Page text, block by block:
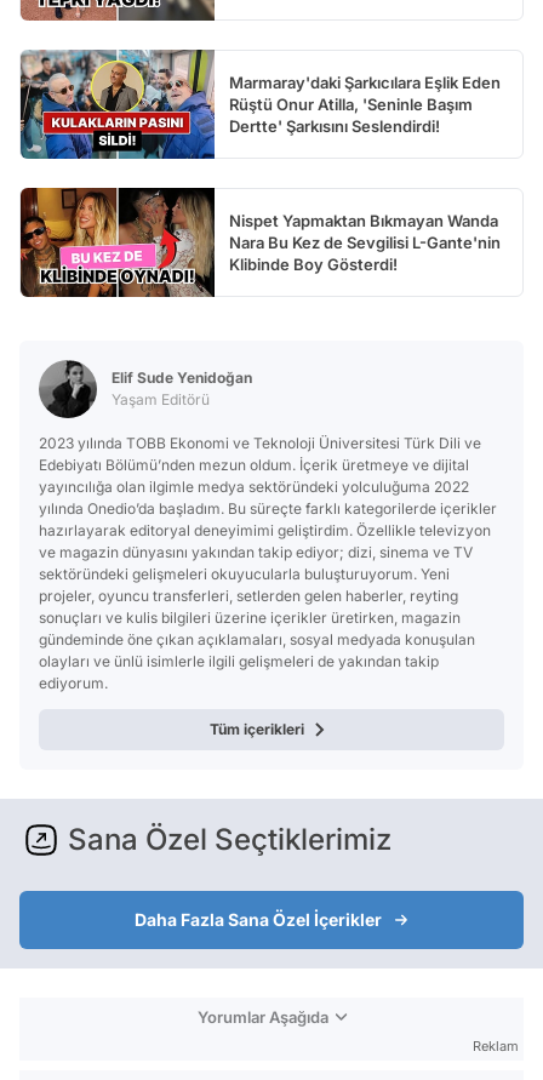
Marmaray'daki Şarkıcılara Eşlik Eden
Rüştü Onur Atilla, 'Seninle Başım
Dertte' Şarkısını Seslendirdi!
Nispet Yapmaktan Bıkmayan Wanda
Nara Bu Kez de Sevgilisi L-Gante'nin
Klibinde Boy Gösterdi!
Elif Sude Yenidoğan
Yaşam Editörü
2023 yılında TOBB Ekonomi ve Teknoloji Üniversitesi Türk Dili ve
Edebiyatı Bölümü’nden mezun oldum. İçerik üretmeye ve dijital
yayıncılığa olan ilgimle medya sektöründeki yolculuğuma 2022
yılında Onedio’da başladım. Bu süreçte farklı kategorilerde içerikler
hazırlayarak editoryal deneyimimi geliştirdim. Özellikle televizyon
ve magazin dünyasını yakından takip ediyor; dizi, sinema ve TV
sektöründeki gelişmeleri okuyucularla buluşturuyorum. Yeni
projeler, oyuncu transferleri, setlerden gelen haberler, reyting
sonuçları ve kulis bilgileri üzerine içerikler üretirken, magazin
gündeminde öne çıkan açıklamaları, sosyal medyada konuşulan
olayları ve ünlü isimlerle ilgili gelişmeleri de yakından takip
ediyorum.
Tüm içerikleri
Sana Özel Seçtiklerimiz
Daha Fazla Sana Özel İçerikler
Yorumlar Aşağıda
Reklam